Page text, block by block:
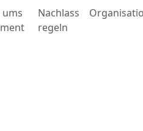
ums
Nachlass
regeln